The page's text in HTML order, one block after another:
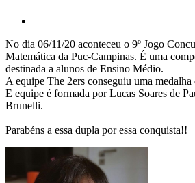
No dia 06/11/20 aconteceu o 9º Jogo
Matemática da Puc-Campinas. É uma
destinada a alunos de Ensino Médio.
A equipe The 2ers conseguiu uma medalha
E equipe é formada por Lucas Soares de
Brunelli.
Parabéns a essa dupla por essa conquista!!